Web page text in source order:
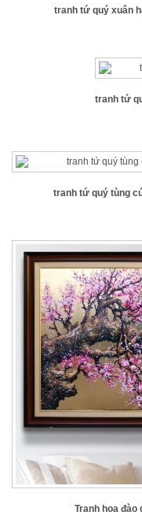
tranh tứ quý xuân
tranh tứ
tranh tứ quý tùng
Tranh hoa đào